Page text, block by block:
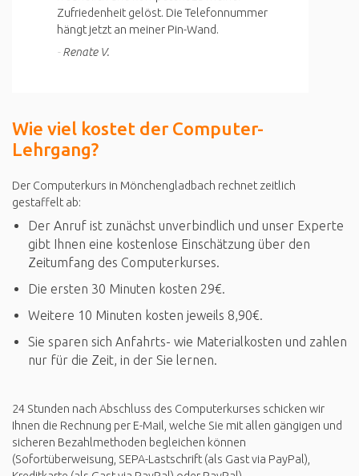
Zufriedenheit gelöst. Die Telefonnummer
hängt jetzt an meiner Pin-Wand.
Renate V.
Wie viel kostet der Computer-
Lehrgang?
Der Computerkurs in Mönchengladbach rechnet zeitlich
gestaffelt ab:
Der Anruf ist zunächst unverbindlich und unser Experte
gibt Ihnen eine kostenlose Einschätzung über den
Zeitumfang des Computerkurses.
Die ersten 30 Minuten kosten 29€.
Weitere 10 Minuten kosten jeweils 8,90€.
Sie sparen sich Anfahrts- wie Materialkosten und zahlen
nur für die Zeit, in der Sie lernen.
24 Stunden nach Abschluss des Computerkurses schicken wir
Ihnen die Rechnung per E-Mail, welche Sie mit allen gängigen und
sicheren Bezahlmethoden begleichen können
(Sofortüberweisung, SEPA-Lastschrift (als Gast via PayPal),